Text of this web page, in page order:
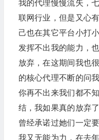
我的代理慢慢流失，
联网行业，但是又心
己也在其它平台小打
发挥不出我的能力，
放弃，在这期间我也
的核心代理不断的问
你再不出来我们都不
结，我如果真的放弃
曾经承诺过她们一定
我又无能为力，在去